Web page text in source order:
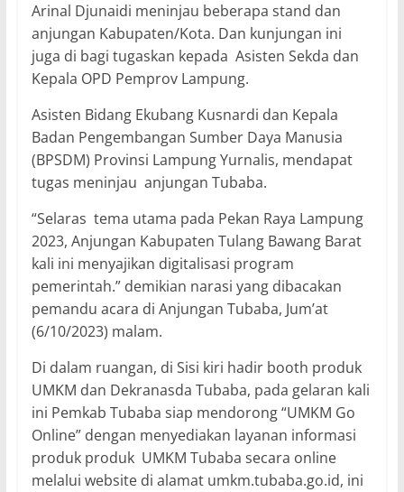
Arinal Djunaidi meninjau beberapa stand dan
anjungan Kabupaten/Kota. Dan kunjungan ini
juga di bagi tugaskan kepada Asisten Sekda dan
Kepala OPD Pemprov Lampung.
Asisten Bidang Ekubang Kusnardi dan Kepala
Badan Pengembangan Sumber Daya Manusia
(BPSDM) Provinsi Lampung Yurnalis, mendapat
tugas meninjau anjungan Tubaba.
“Selaras tema utama pada Pekan Raya Lampung
2023, Anjungan Kabupaten Tulang Bawang Barat
kali ini menyajikan digitalisasi program
pemerintah.” demikian narasi yang dibacakan
pemandu acara di Anjungan Tubaba, Jum’at
(6/10/2023) malam.
Di dalam ruangan, di Sisi kiri hadir booth produk
UMKM dan Dekranasda Tubaba, pada gelaran kali
ini Pemkab Tubaba siap mendorong “UMKM Go
Online” dengan menyediakan layanan informasi
produk produk UMKM Tubaba secara online
melalui website di alamat umkm.tubaba.go.id, ini